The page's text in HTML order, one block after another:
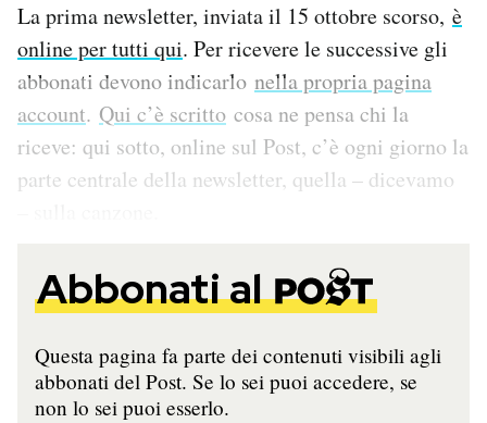
CALENDARIO
AREA PERSONALE
Newsletter
Notifiche mobile
Esci
La prima newsletter, inviata il 15 ottobre scorso, è
online per tutti qui. Per ricevere le successive gli
abbonati devono indicarlo nella propria pagina
account. Qui c’è scritto cosa ne pensa chi la
riceve: qui sotto, online sul Post, c’è ogni giorno la
parte centrale della newsletter, quella – dicevamo
Abbonati al
Questa pagina fa parte dei contenuti visibili agli
abbonati del Post. Se lo sei puoi accedere, se
non lo sei puoi esserlo.